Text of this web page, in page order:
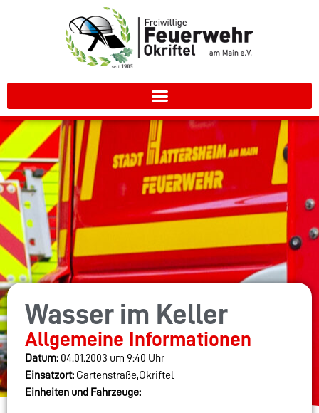
Wasser im Keller
Allgemeine Informationen
Datum: 04.01.2003 um 9:40 Uhr
Einsatzort: Gartenstraße,Okriftel
Einheiten und Fahrzeuge: